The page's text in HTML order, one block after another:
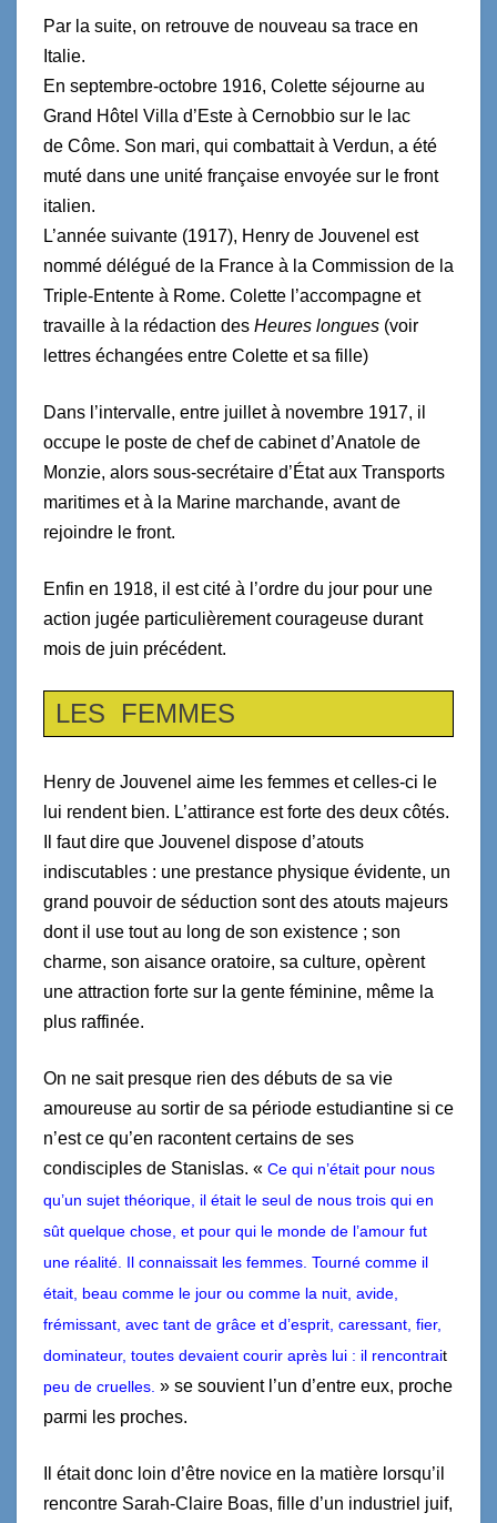
Par la suite, on retrouve de nouveau sa trace en
Italie.
En septembre-octobre 1916, Colette séjourne au
Grand Hôtel Villa d’Este à Cernobbio sur le lac
de Côme. Son mari, qui combattait à Verdun, a été
muté dans une unité française envoyée sur le front
italien.
L’année suivante (1917), Henry de Jouvenel est
nommé délégué de la France à la Commission de la
Triple-Entente à Rome. Colette l’accompagne et
travaille à la rédaction des Heures longues (voir
lettres échangées entre Colette et sa fille)
Dans l’intervalle, entre juillet à novembre 1917, il
occupe le poste de chef de cabinet d’Anatole de
Monzie, alors sous-secrétaire d’État aux Transports
maritimes et à la Marine marchande, avant de
rejoindre le front.
Enfin en 1918, il est cité à l’ordre du jour pour une
action jugée particulièrement courageuse durant
mois de juin précédent.
LES FEMMES
Henry de Jouvenel aime les femmes et celles-ci le
lui rendent bien. L’attirance est forte des deux côtés.
Il faut dire que Jouvenel dispose d’atouts
indiscutables : une prestance physique évidente, un
grand pouvoir de séduction sont des atouts majeurs
dont il use tout au long de son existence ; son
charme, son aisance oratoire, sa culture, opèrent
une attraction forte sur la gente féminine, même la
plus raffinée.
On ne sait presque rien des débuts de sa vie
amoureuse au sortir de sa période estudiantine si ce
n’est ce qu’en racontent certains de ses
condisciples de Stanislas. « Ce qui n’était pour nous
qu’un sujet théorique, il était le seul de nous trois qui en
sût quelque chose, et pour qui le monde de l’amour fut
une réalité. Il connaissait les femmes. Tourné comme il
était, beau comme le jour ou comme la nuit, avide,
frémissant, avec tant de grâce et d’esprit, caressant, fier,
dominateur, toutes devaient courir après lui : il rencontrait
peu de cruelles. » se souvient l’un d’entre eux, proche
parmi les proches.
Il était donc loin d’être novice en la matière lorsqu’il
rencontre Sarah-Claire Boas, fille d’un industriel juif,